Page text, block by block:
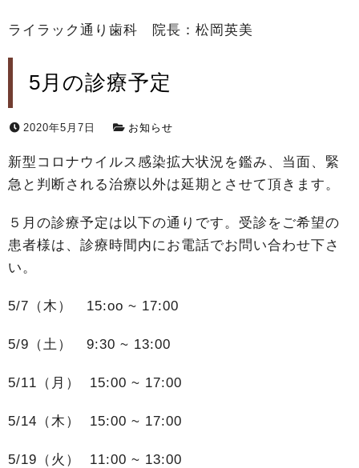
ライラック通り歯科 院長：松岡英美
5月の診療予定
2020年5月7日 お知らせ
新型コロナウイルス感染拡大状況を鑑み、当面、緊
急と判断される治療以外は延期とさせて頂きます。
５月の診療予定は以下の通りです。受診をご希望の
患者様は、診療時間内にお電話でお問い合わせ下さ
い。
5/7（木） 15:oo ~ 17:00
5/9（土） 9:30 ~ 13:00
5/11（月） 15:00 ~ 17:00
5/14（木） 15:00 ~ 17:00
5/19（火） 11:00 ~ 13:00